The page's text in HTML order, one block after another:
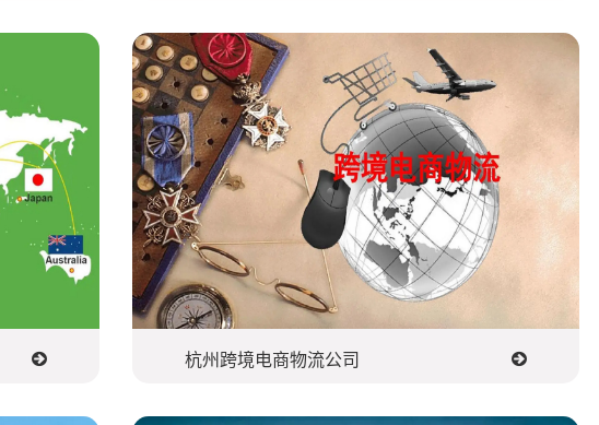
杭州跨境电商物流公司